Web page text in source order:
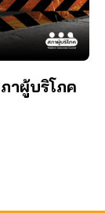
าผู้บริโภค